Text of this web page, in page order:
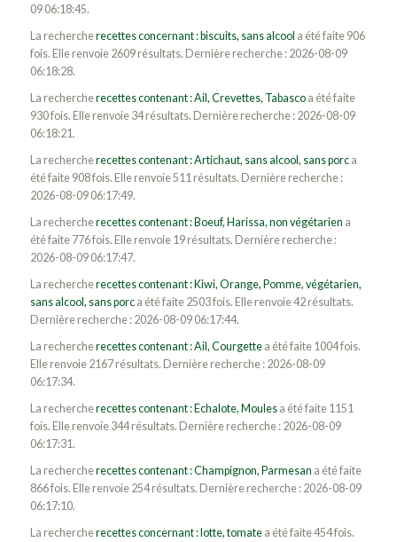
09 06:18:45.
La rechercherecettes concernant : biscuits, sans alcool a été faite 906
fois. Elle renvoie 2609 résultats. Dernière recherche : 2026-08-09
06:18:28.
La rechercherecettes contenant : Ail, Crevettes, Tabascoa été faite
930 fois. Elle renvoie 34 résultats. Dernière recherche : 2026-08-09
06:18:21.
La rechercherecettes contenant : Artichaut, sans alcool, sans porca
été faite 908 fois. Elle renvoie 511 résultats. Dernière recherche :
2026-08-09 06:17:49.
La rechercherecettes contenant : Boeuf, Harissa, non végétarien a
été faite 776 fois. Elle renvoie 19 résultats. Dernière recherche :
2026-08-09 06:17:47.
La rechercherecettes contenant : Kiwi, Orange, Pomme, végétarien,
sans alcool, sans porca été faite 2503 fois. Elle renvoie 42 résultats.
Dernière recherche : 2026-08-09 06:17:44.
La rechercherecettes contenant : Ail, Courgettea été faite 1004 fois.
Elle renvoie 2167 résultats. Dernière recherche : 2026-08-09
06:17:34.
La rechercherecettes contenant : Echalote, Moulesa été faite 1151
fois. Elle renvoie 344 résultats. Dernière recherche : 2026-08-09
06:17:31.
La rechercherecettes contenant : Champignon, Parmesan a été faite
866 fois. Elle renvoie 254 résultats. Dernière recherche : 2026-08-09
06:17:10.
La rechercherecettes concernant : lotte, tomatea été faite 454 fois.